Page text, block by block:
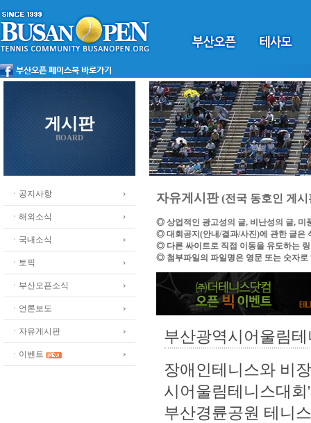
게시판
BOARD
ㆍ공지사항
ㆍ해외소식
ㆍ국내소식
ㆍ토픽
ㆍ부산오픈소식
ㆍ언론보도
ㆍ자유게시판
ㆍ이벤트
자유게시판(전국 동호인 게시
◎ 상업적인 광고성의 글, 비난성의 글, 미
◎ 대회공지(안내/결과/사진)에 관한 글은
◎ 다른 싸이트로 직접 이동을 유도하는
◎ 첨부파일의 파일명은 영문 또는 숫자로
부산광역시어울림
장애인테니스와 비
시어울림테니스대회
부산경륜공원 테니